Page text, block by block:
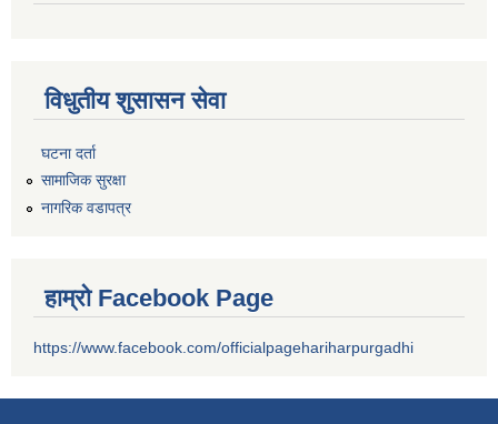
विधुतीय शुसासन सेवा
घटना दर्ता
सामाजिक सुरक्षा
नागरिक वडापत्र
हाम्रो Facebook Page
https://www.facebook.com/officialpagehariharpurgadhi